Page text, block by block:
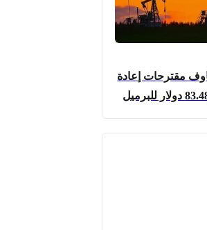
مقترحات إعادة